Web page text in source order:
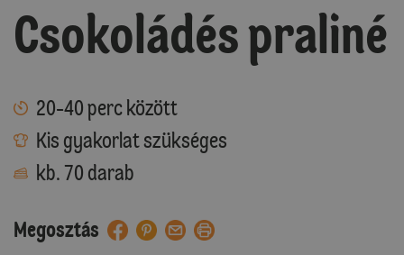
Csokoládés praliné
20-40 perc között
Kis gyakorlat szükséges
kb. 70 darab
Megosztás